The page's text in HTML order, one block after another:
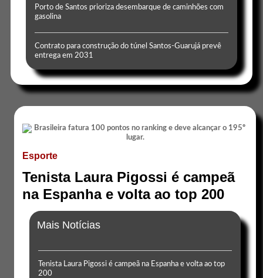
Porto de Santos prioriza desembarque de caminhões com
gasolina
Contrato para construção do túnel Santos-Guarujá prevê
entrega em 2031
Esporte
Tenista Laura Pigossi é campeã
na Espanha e volta ao top 200
Mais Notícias
Tenista Laura Pigossi é campeã na Espanha e volta ao top
200